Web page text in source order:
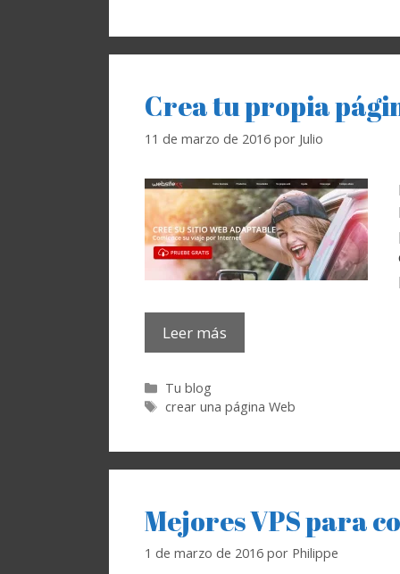
Crea tu propia
11 de marzo de 2016 por Julio
Leer más
Categorías
Tu blog
Etiquetas
crear una página Web
Mejores VPS para
1 de marzo de 2016 por Philippe